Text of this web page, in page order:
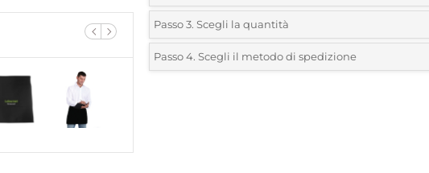
*Seleziona la posizione di stampa e il colore del vostro
1 Colore (Sulla tasca)
Passo 3. Scegli la quantità
*Quantità desiderata:
Passo 4. Scegli il metodo di spedizione